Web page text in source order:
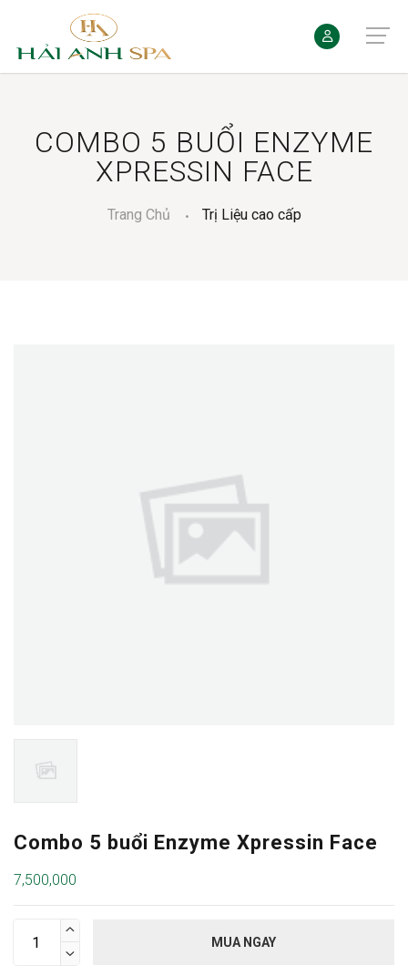
COMBO 5 BUỔI ENZYME
XPRESSIN FACE
Trang Chủ Trị Liệu cao cấp
Combo 5 buổi Enzyme Xpressin Face
7,500,000


MUA NGAY